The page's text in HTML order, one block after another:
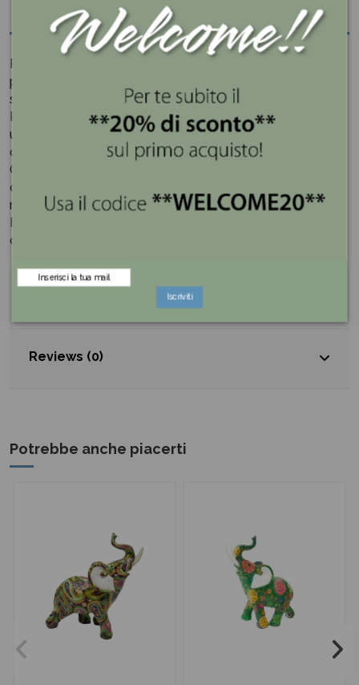
positivo nel tuo spazio con l'elefante in segno di saluto,
splendidamente dipinto a mano con un decoro Amalfi.
Il design dinamico e la postura dell'elefante aggiungono
un tocco di vitalità reso particolare da motivi raffinati e
dettagliati.
Questo elefante è ideale per decorare soggiorni,
camere da letto, uffici o qualsiasi altro spazio che
necessiti di un tocco di eleganza e significato simbolico.
come pezzo centrale in una vetrina.
Dettagli del prodotto
Reviews (0)
Potrebbe anche piacerti
Iscriviti